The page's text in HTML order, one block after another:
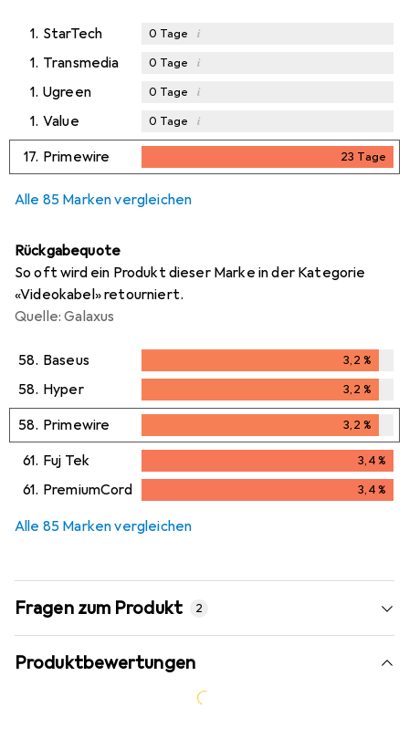
1. StarTech 0 Tage i
1. Transmedia 0 Tage i
1. Ugreen 0 Tage i
1. Value 0 Tage i
17. Primewire 23 Tage
23Tage
Alle 85 Marken vergleichen
Rückgabequote
So oft wird ein Produkt dieser Marke in der Kategorie
«Videokabel» retourniert.
Quelle: Galaxus
58. Baseus 3,2 %
3,2%
58. Hyper 3,2 %
3,2%
58. Primewire 3,2 %
3,2%
61. Fuj Tek 3,4%
3,4%
61. PremiumCord 3,4%
Alle 85 Marken vergleichen
Fragen zum Produkt 2
Produktbewertungen